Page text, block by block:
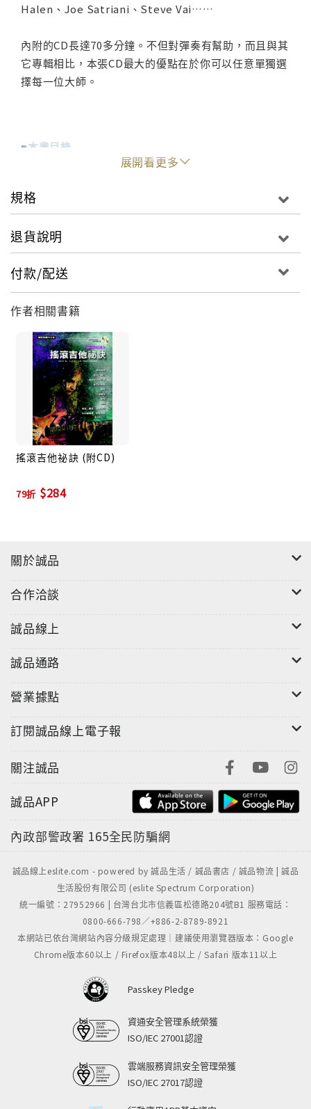
Halen、Joe Satriani、Steve Vai……
內附的CD長達70多分鐘。不但對彈奏有幫助，而且與其
它專輯相比，本張CD最大的優點在於你可以任意單獨選
擇每一位大師。
■本書目錄
演奏技巧預備練習 Preparatory exercises
交替撥弦 Alternate picking
連奏技巧（槌弦與勾弦）Legato
technique（Hammer-Ons And Pull-Offs）
掃撥弦或小幅度掃弦 Sweep or economy picking
雙手點指 Two hand tapping
推弦和顫音 String bending and vibrato
藍調和早期B.B.King
藍調之王Albert King
生不逢時Chuck Berry
音樂需要呼吸空間Mark Knopfler
點弦之神Randy Roads
金屬和古典的經典樂句江山待有才人出的新生代吉他英
雄Yngwie Malmsteen
新古典金屬自負嗎？Gary Moore
依舊藍調Steve Lukather
收斂的“狂喜”Joe Satriani
展開看更多
規格
退貨說明
付款/配送
作者相關書籍
搖滾吉他祕訣 (附CD)
79折 $284
關於誠品
合作洽談
誠品線上
誠品通路
營業據點
訂閱誠品線上電子報
關注誠品
誠品APP
內政部警政署 165全民防騙網
誠品線上eslite.com - powered by 誠品生活 / 誠品書店 / 誠品物流 | 誠品
生活股份有限公司 (eslite Spectrum Corporation)
統一編號：27952966 | 台灣台北市信義區松德路204號B1 服務電話：
0800-666-798／+886-2-8789-8921
本網站已依台灣網站內容分級規定處理｜建議使用瀏覽器版本：Google
Chrome版本60以上 / Firefox版本48以上 / Safari 版本11以上
Passkey Pledge
資通安全管理系統榮獲
ISO/IEC 27001認證
雲端服務資訊安全管理榮獲
ISO/IEC 27017認證